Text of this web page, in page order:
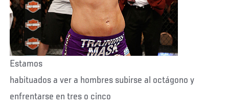
Estamos
habituados a ver a hombres subirse al octágono y
enfrentarse en tres o cinco